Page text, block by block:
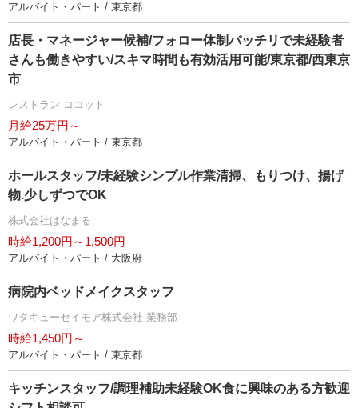
アルバイト・パート / 東京都
店長・マネージャー候補/フォロー体制バッチリで未経験者
さんも働きやすい/スキマ時間も有効活用可能/東京都/西東京
市
レストラン ココット
月給25万円～
アルバイト・パート / 東京都
ホールスタッフ/未経験シンプル作業清掃、もりつけ、揚げ
物.少しずつでOK
株式会社はなまる
時給1,200円～1,500円
アルバイト・パート / 大阪府
病院内ベッドメイクスタッフ
ワタキューセイモア株式会社 業務部
時給1,450円～
アルバイト・パート / 東京都
キッチンスタッフ/調理補助未経験OK食に興味のある方歓迎